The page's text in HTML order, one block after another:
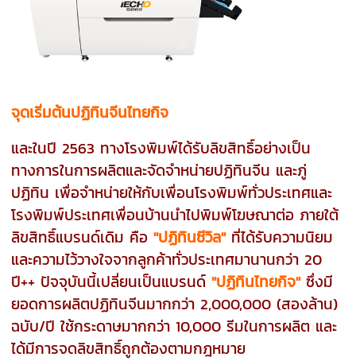
จุดเริ่มต้นปฏิทินจีนไทยกิจ
และในปี 2563 ทางโรงพิมพ์ได้รับลิขสิทธิ์อย่างเป็น
ทางการในการผลิตและจัดจำหน่ายปฏิทินจีน และภู่
ปฏิทิน เพื่อจำหน่ายให้กับเพื่อนโรงพิมพ์ทั่วประเทศและ
โรงพิมพ์ประเทศเพื่อนบ้านนำไปพิมพ์โฆษณาต่อ ภายใต้
ลิขสิทธิ์แบรนด์เดิม คือ"ปฏิทินซีวิล" ที่ได้รับความนิยม
และความไว้วางใจจากลูกค้าทั่วประเทศมานานกว่า 20
ปี++ ปัจจุบันนี้เปลี่ยนเป็นแบรนด์"ปฏิทินไทยกิจ"ซึ่งมี
ยอดการผลิตปฏิทินจีนมากกว่า 2,000,000 (สองล้าน)
ฉบับ/ปี ใช้กระดาษมากกว่า 10,000 รีมในการผลิต และ
ได้มีการจดลิขสิทธิ์ถูกต้องตามกฎหมาย